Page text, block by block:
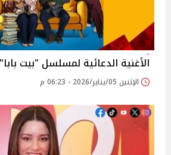
الأغنية الدعائية لمسلسل "بيت
الإثنين 05/يناير/2026 - 06:23 م